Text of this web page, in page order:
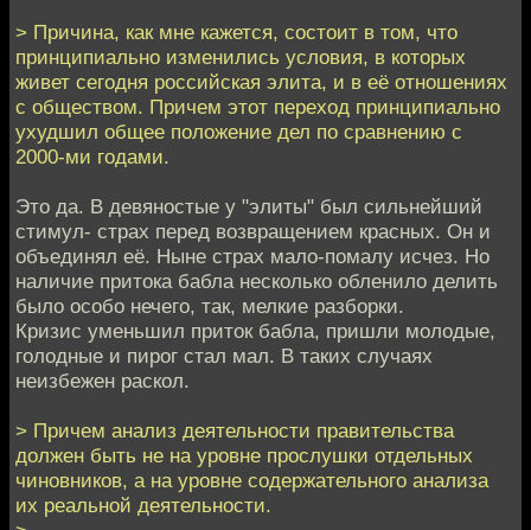
> Причина, как мне кажется, состоит в том, что
принципиально изменились условия, в которых
живет сегодня российская элита, и в её отношениях
с обществом. Причем этот переход принципиально
ухудшил общее положение дел по сравнению с
2000-ми годами.
Это да. В девяностые у "элиты" был сильнейший
стимул- страх перед возвращением красных. Он и
объединял её. Ныне страх мало-помалу исчез. Но
наличие притока бабла несколько обленило делить
было особо нечего, так, мелкие разборки.
Кризис уменьшил приток бабла, пришли молодые,
голодные и пирог стал мал. В таких случаях
неизбежен раскол.
> Причем анализ деятельности правительства
должен быть не на уровне прослушки отдельных
чиновников, а на уровне содержательного анализа
их реальной деятельности.